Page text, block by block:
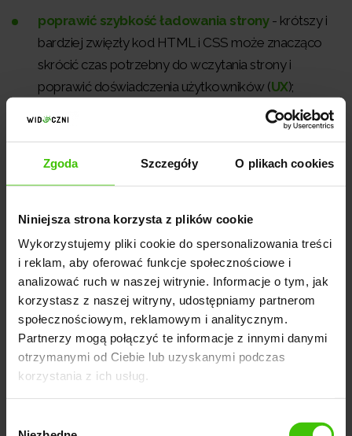
Zgoda Szczegóły O plikach cookies
Niniejsza strona korzysta z plików cookie
Wykorzystujemy pliki cookie do spersonalizowania treści
i reklam, aby oferować funkcje społecznościowe i
analizować ruch w naszej witrynie. Informacje o tym, jak
korzystasz z naszej witryny, udostępniamy partnerom
społecznościowym, reklamowym i analitycznym.
Partnerzy mogą połączyć te informacje z innymi danymi
otrzymanymi od Ciebie lub uzyskanymi podczas
korzystania z ich usług.
poprawić szybkość ładowania strony- krótszy i
bardziej zwięzły kod HTML i CSS może znacząco
skrócić czas potrzebny do wczytania strony i
poprawić doświadczenia użytkowników (UX);
uporządkowanie struktury strony oraz zmniejszenie
rozmiaru plików, może znacząco przyspieszyć czas
strony jest jednym z kluczowych
czynników ranking
ładowania jest krótki (poniżej 3 sekund), wyświetlając
je na wyższych pozycjach w bezpłatnych wynikach
wyszukiwania, to może przełożyć się na większy ruch
organiczny i poprawienia jej pozycji wSERP ,
zwiększyć użyteczność strony- jeśli zastanawiasz
się, jak poprawić SEO dzięki optymalizacji kodu
HTML, to pamiętaj, że lepsza struktura i organizacja
strony ułatwia poruszanie się po niej oraz rozumienie
jej zawartości przez odbiorców i roboty Google;
dzięki temu możesz zapewnić użytkownikom